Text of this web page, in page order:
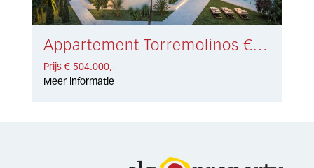
Appartement Torremolinos € 504.000,-
Prijs € 504.000,-
Meer informatie